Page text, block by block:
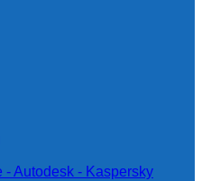
- Autodesk - Kaspersky